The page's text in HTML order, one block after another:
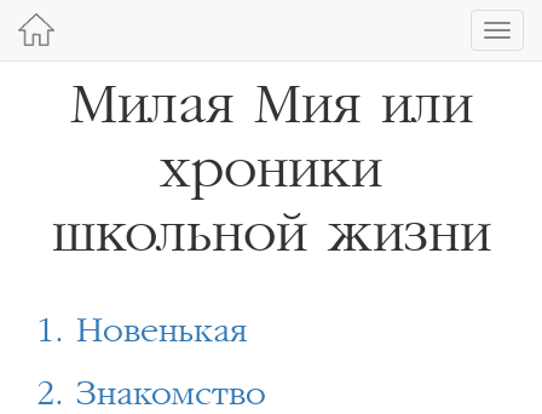
Милая Мия или
хроники
школьной жизни
1. Новенькая
2. Знакомство